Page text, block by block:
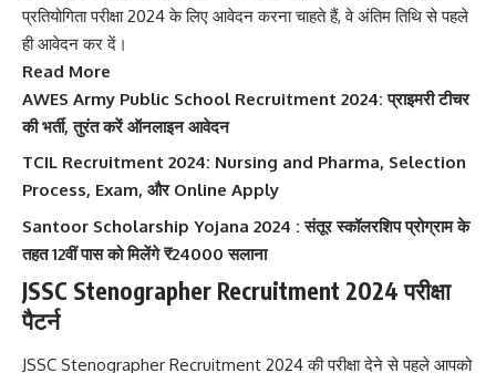
प्रतियोगिता परीक्षा 2024 के लिए आवेदन करना चाहते हैं, वे अंतिम तिथि से पहले
ही आवेदन कर दें।
Read More
AWES Army Public School Recruitment 2024: प्राइमरी टीचर
की भर्ती, तुरंत करें ऑनलाइन आवेदन
TCIL Recruitment 2024: Nursing and Pharma, Selection
Process, Exam, और Online Apply
Santoor Scholarship Yojana 2024 : संतूर स्कॉलरशिप प्रोग्राम के
तहत 12वीं पास को मिलेंगे ₹24000 सलाना
JSSC Stenographer Recruitment 2024 परीक्षा
पैटर्न
JSSC Stenographer Recruitment 2024 की परीक्षा देने से पहले आपको